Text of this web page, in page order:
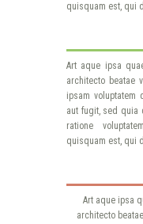
quisquam est, qui
Art aque ipsa
architecto beatae
ipsam voluptatem
aut fugit, sed quia
ratione
quisquam est, qui
Art aque ipsa
architecto